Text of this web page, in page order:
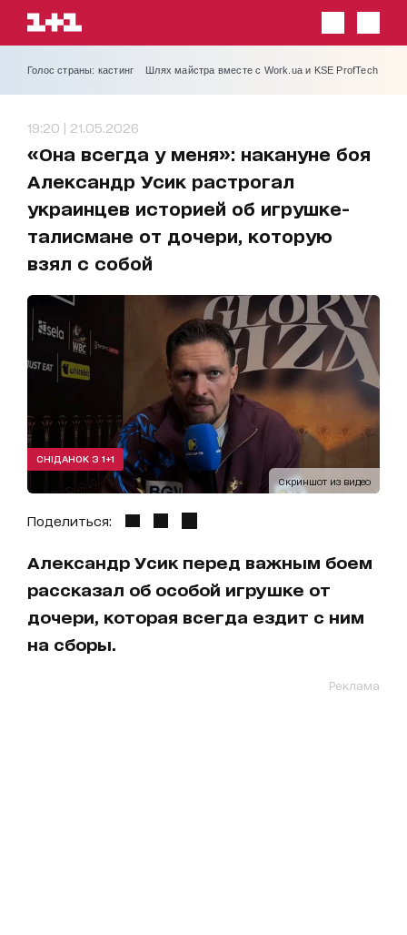
Голос страны: кастинг Шлях майстра вместе с Work.ua и KSE ProfTech
19:20 | 21.05.2026
«Она всегда у меня»: накануне боя
Александр Усик растрогал
украинцев историей об игрушке-
талисмане от дочери, которую
взял с собой
Скриншот из видео
СНІДАНОК З 1+1
Поделиться:
Александр Усик перед важным боем
рассказал об особой игрушке от
дочери, которая всегда ездит с ним
на сборы.
Реклама